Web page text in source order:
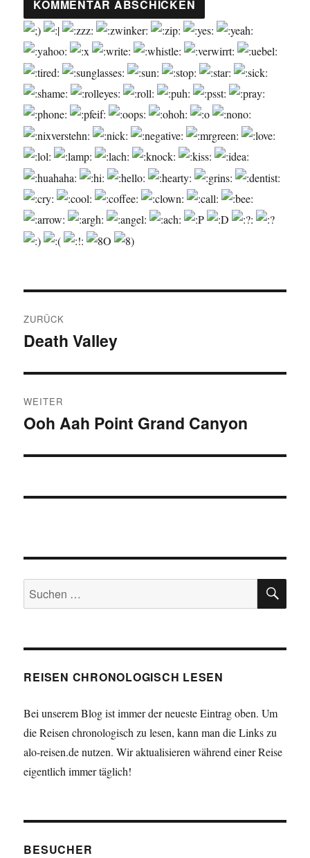
ZURÜCK
Vorheriger
Death Valley
WEITER
Nächster
Ooh Aah Point Grand Canyon
Suchen
nach:
REISEN CHRONOLOGISCH LESEN
Bei unserem Blog ist immer der neueste Eintrag oben. Um
die Reisen chronologisch zu lesen, kann man die Links zu
alo-reisen.de nutzen. Wir aktualisieren während einer Reise
eigentlich immer täglich!
BESUCHER